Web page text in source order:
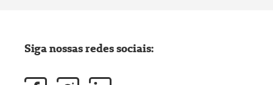
Siga nossas redes sociais: